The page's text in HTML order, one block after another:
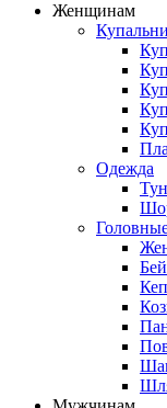
Женщинам
Одежда